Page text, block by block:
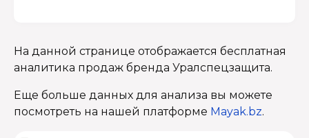
На данной странице отображается бесплатная
аналитика продаж бренда Уралспецзащита.
Еще больше данных для анализа вы можете
посмотреть на нашей платформе Mayak.bz.